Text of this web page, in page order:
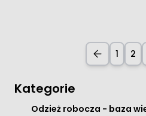
1 2
Kategorie
Odzież robocza - baza